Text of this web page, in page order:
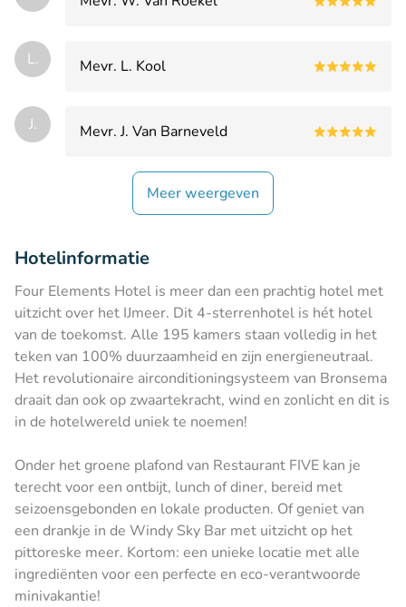
L. Mevr. L. Kool
J. Mevr. J. Van Barneveld
Meer weergeven
Hotelinformatie
Four Elements Hotel is meer dan een prachtig hotel met
uitzicht over het IJmeer. Dit 4-sterrenhotel is hét hotel
van de toekomst. Alle 195 kamers staan volledig in het
teken van 100% duurzaamheid en zijn energieneutraal.
Het revolutionaire airconditioningsysteem van Bronsema
draait dan ook op zwaartekracht, wind en zonlicht en dit is
in de hotelwereld uniek te noemen!
Onder het groene plafond van Restaurant FIVE kan je
terecht voor een ontbijt, lunch of diner, bereid met
seizoensgebonden en lokale producten. Of geniet van
een drankje in de Windy Sky Bar met uitzicht op het
pittoreske meer. Kortom: een unieke locatie met alle
ingrediënten voor een perfecte en eco-verantwoorde
minivakantie!